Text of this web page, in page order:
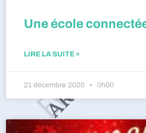
Une école
LIRE LA SUITE »
21 décembre 2020 0h00